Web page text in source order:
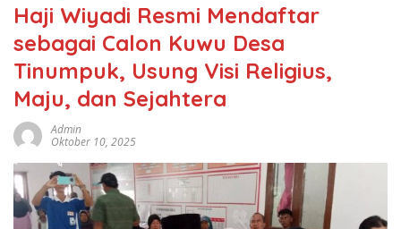
Haji Wiyadi Resmi Mendaftar
sebagai Calon Kuwu Desa
Tinumpuk, Usung Visi Religius,
Maju, dan Sejahtera
Admin
Oktober 10, 2025